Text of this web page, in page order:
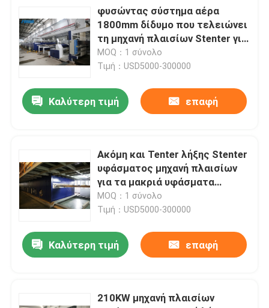
Υφαντική μηχανή λήξης
Tenter μηχανή πλαισίων
υφαντική βάφοντας μηχανή
Πέστε την αποξηραντική μηχανή
Χαλαρώστε την ξηρότερη μηχανή
φυσώντας σύστημα αέρα
1800mm δίδυμο που τελειώνει
τη μηχανή πλαισίων Stenter για
τα υφάσματα βαμβακιού
MOQ：1 σύνολο
Τιμή：USD5000-300000
Καλύτερη τιμή επαφή
Ακόμη και Tenter λήξης Stenter
υφάσματος μηχανή πλαισίων
για τα μακριά υφάσματα
σωρών πετσετών
MOQ：1 σύνολο
Τιμή：USD5000-300000
Καλύτερη τιμή επαφή
210KW μηχανή πλαισίων